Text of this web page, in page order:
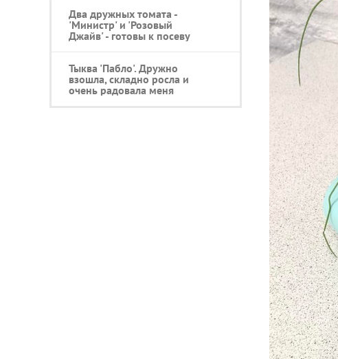
Два дружных томата -
'Министр' и 'Розовый
Джайв' - готовы к посеву
Тыква 'Пабло'. Дружно
взошла, складно росла и
очень радовала меня